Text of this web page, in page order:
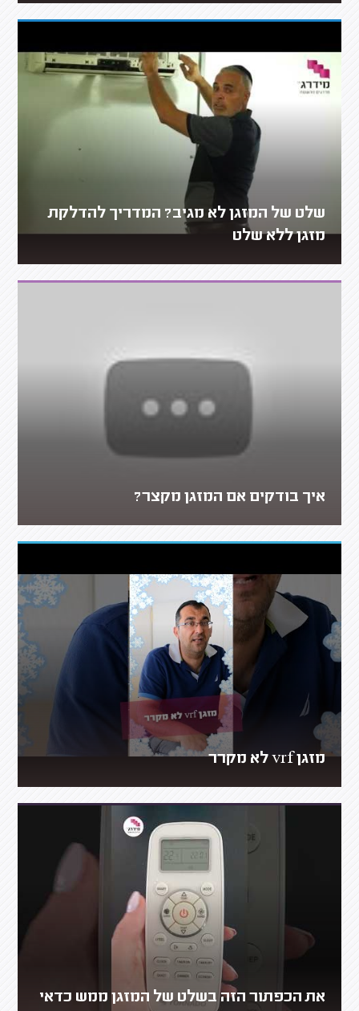
שלט של המזגן לא מגיב? המדריך להדלקת
מזגן ללא שלט
איך בודקים אם המזגן מקצר?
מזגן vrf לא מקרר
את הכפתור הזה בשלט של המזגן ממש כדאי